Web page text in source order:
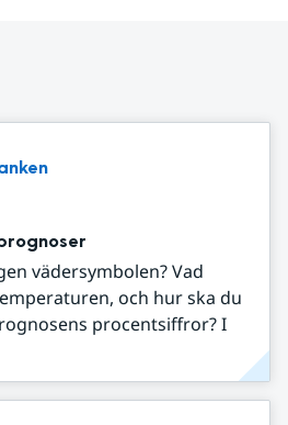
vädersymbolen? Vad
och hur ska du
procentsiffror? I